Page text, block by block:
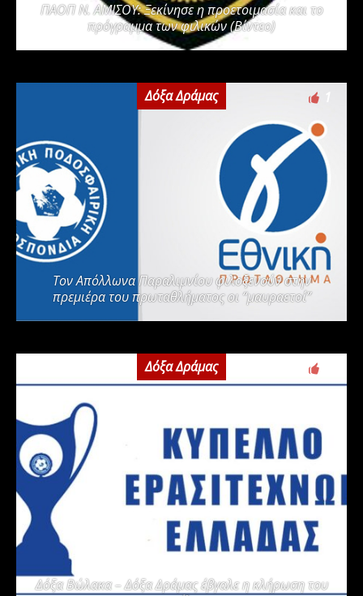
ΠΑΟΠ Ν. ΑΜΙΣΟΥ: Ξεκίνησε η προετοιμασία και το
πρόγραμμα των φιλικών (Βίντεο)
Δόξα Δράμας
Τον Απόλλωνα Παραλιμνίου φιλοξενούν στην
πρεμιέρα του πρωταθλήματος οι “μαυραετοί”
Δόξα Δράμας
Δόξα Βώλακα – Δόξα Δράμας έβγαλε η κλήρωση του